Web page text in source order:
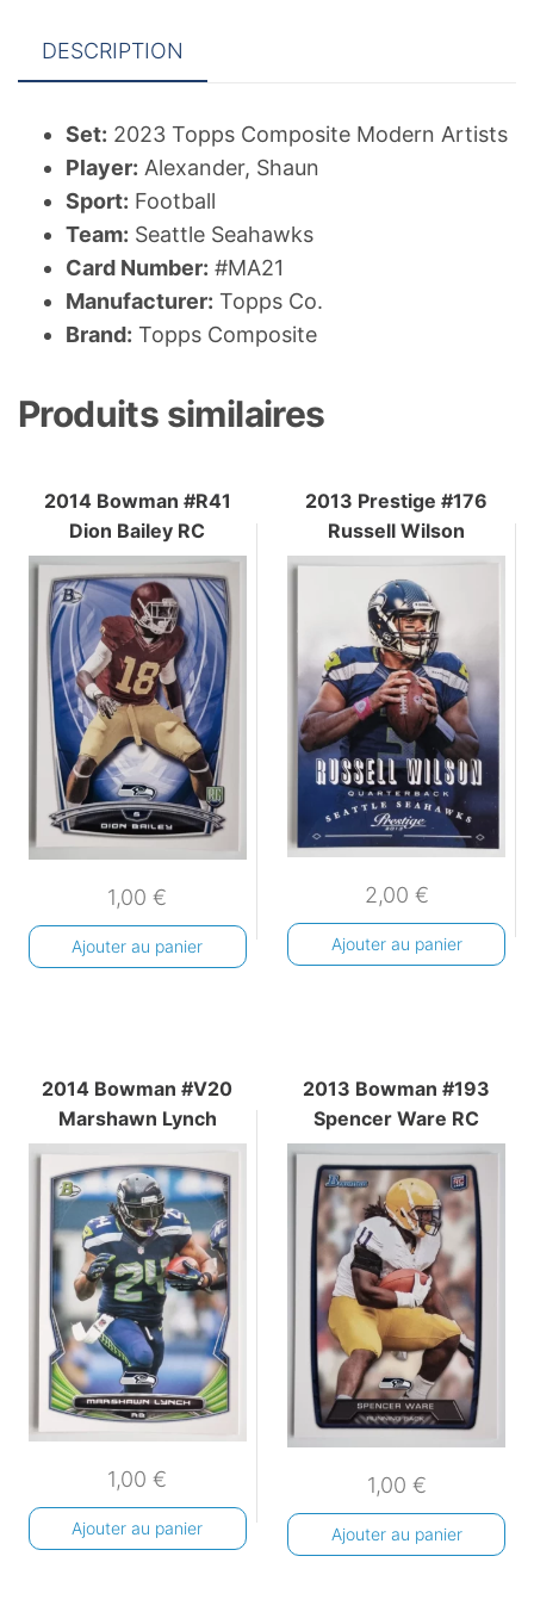
DESCRIPTION
Set: 2023 Topps Composite Modern Artists
Player: Alexander, Shaun
Sport: Football
Team: Seattle Seahawks
Card Number: #MA21
Manufacturer: Topps Co.
Brand: Topps Composite
Produits similaires
2014 Bowman #R41
Dion Bailey RC
1,00€
Ajouter au panier
2013 Prestige #176
Russell Wilson
2,00 €
Ajouter au panier
2014 Bowman #V20
Marshawn Lynch
1,00€
Ajouter au panier
2013 Bowman #193
Spencer Ware RC
1,00 €
Ajouter au panier